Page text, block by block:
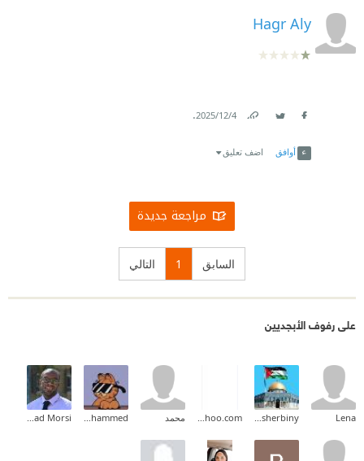
Hagr Aly
4‏/12‏/2025
.
أوافق اضف تعليق
مراجعة جديدة
السابق 1 التالي
على رفوف الأبجديين
Lena
Shady Elsherbiny
bashar.ghanem99@yahoo.com محمد Hagar Mohammed
Mouhanad Morsi